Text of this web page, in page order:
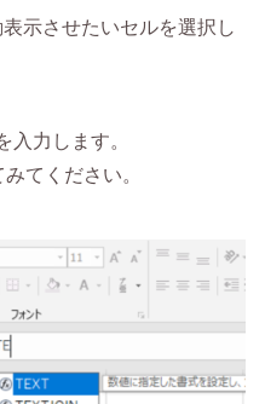
示させたいセルを選択し
入力します。
てください。